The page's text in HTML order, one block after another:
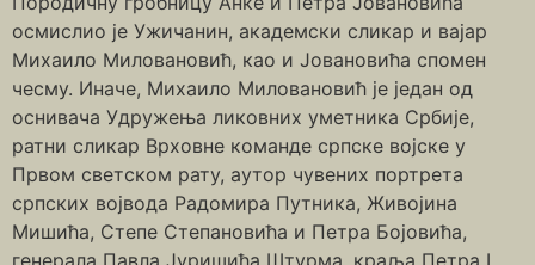
осмислио је Ужичанин, академски сликар и вајар
Михаило Миловановић, као и Јовановића спомен
чесму. Иначе, Михаило Миловановић је један од
оснивача Удружења ликовних уметника Србије,
ратни сликар Врховне команде српске војске у
Првом светском рату, аутор чувених портрета
српских војвода Радомира Путника, Живојина
Мишића, Степе Степановића и Петра Бојовића,